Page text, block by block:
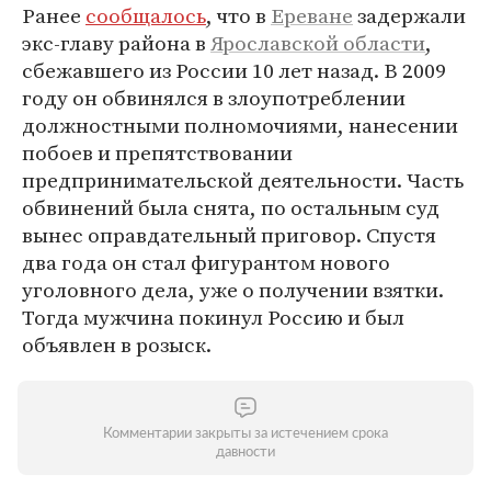
Ранее сообщалось, что в Ереванезадержали
экс-главу района вЯрославской области,
сбежавшего из России 10 лет назад. В 2009
году он обвинялся в злоупотреблении
должностными полномочиями, нанесении
побоев и препятствовании
предпринимательской деятельности. Часть
обвинений была снята, по остальным суд
вынес оправдательный приговор. Спустя
два года он стал фигурантом нового
уголовного дела, уже о получении взятки.
Тогда мужчина покинул Россию и был
объявлен в розыск.
Комментарии закрыты за истечением срока
давности